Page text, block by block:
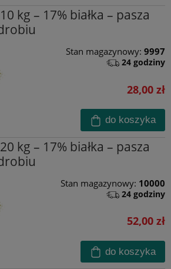
kg – 17% białka – pasza
Stan magazynowy: 9997
24 godziny
28,00 zł
do koszyka
kg – 17% białka – pasza
Stan magazynowy: 10000
24 godziny
52,00 zł
do koszyka